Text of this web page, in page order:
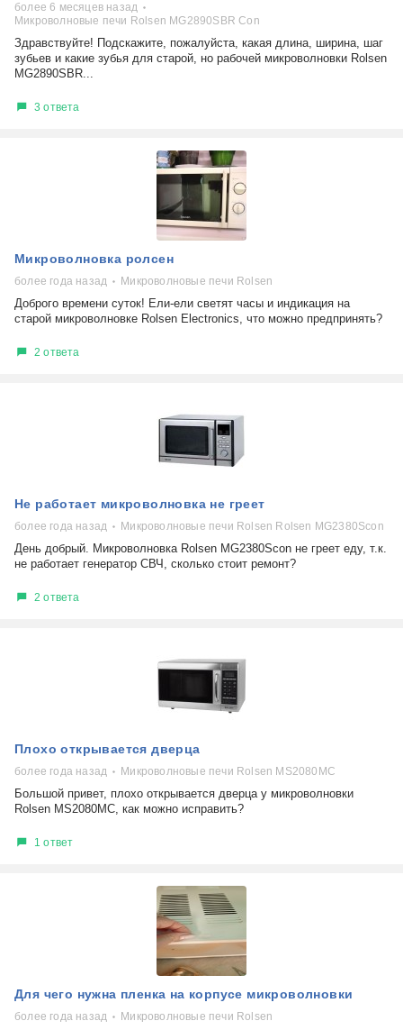
более 6 месяцев назад
Микроволновые печи Rolsen MG2890SBR Con
Здравствуйте! Подскажите, пожалуйста, какая длина, ширина, шаг
зубьев и какие зубья для старой, но рабочей микроволновки Rolsen
MG2890SBR...
3 ответа
Микроволновка ролсен
более года назад Микроволновые печи Rolsen
Доброго времени суток! Ели-ели светят часы и индикация на
старой микроволновке Rolsen Electronics, что можно предпринять?
2 ответа
Не работает микроволновка не греет
более года назад Микроволновые печи Rolsen Rolsen MG2380Scon
День добрый. Микроволновка Rolsen MG2380Scon не греет еду, т.к.
не работает генератор СВЧ, сколько стоит ремонт?
2 ответа
Плохо открывается дверца
более года назад Микроволновые печи Rolsen MS2080MC
Большой привет, плохо открывается дверца у микроволновки
Rolsen MS2080MC, как можно исправить?
1 ответ
Для чего нужна пленка на корпусе микроволновки
более года назад Микроволновые печи Rolsen